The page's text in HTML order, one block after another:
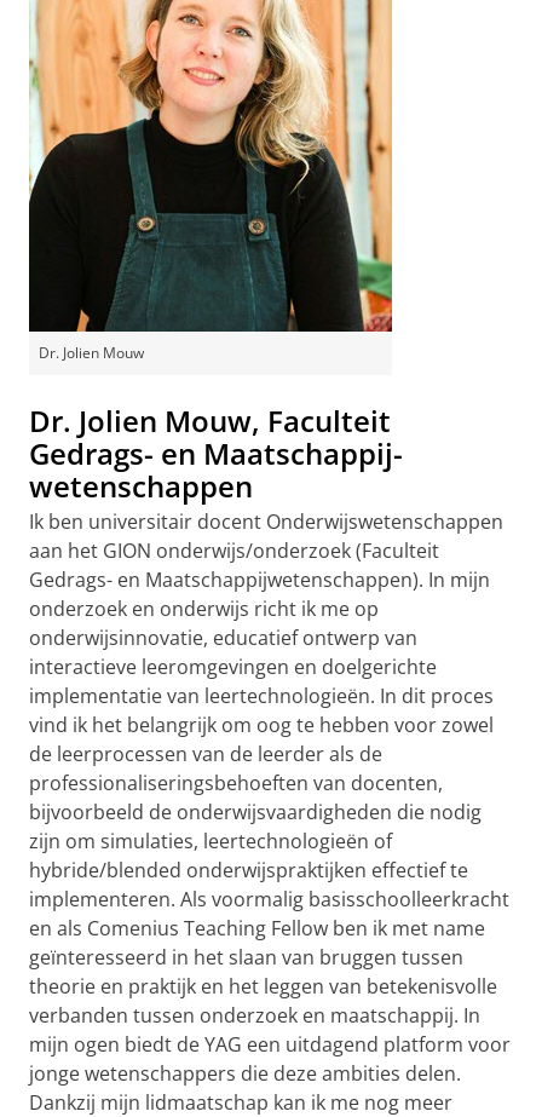
Dr. Jolien Mouw
Dr. Jolien Mouw, Faculteit
Gedrags- en Maatschappij-
wetenschappen
Ik ben universitair docent Onderwijswetenschappen
aan het GION onderwijs/onderzoek (Faculteit
Gedrags- en Maatschappijwetenschappen). In mijn
onderzoek en onderwijs richt ik me op
onderwijsinnovatie, educatief ontwerp van
interactieve leeromgevingen en doelgerichte
implementatie van leertechnologieën. In dit proces
vind ik het belangrijk om oog te hebben voor zowel
de leerprocessen van de leerder als de
professionaliseringsbehoeften van docenten,
bijvoorbeeld de onderwijsvaardigheden die nodig
zijn om simulaties, leertechnologieën of
hybride/blended onderwijspraktijken effectief te
implementeren. Als voormalig basisschoolleerkracht
en als Comenius Teaching Fellow ben ik met name
geïnteresseerd in het slaan van bruggen tussen
theorie en praktijk en het leggen van betekenisvolle
verbanden tussen onderzoek en maatschappij. In
mijn ogen biedt de YAG een uitdagend platform voor
jonge wetenschappers die deze ambities delen.
Dankzij mijn lidmaatschap kan ik me nog meer